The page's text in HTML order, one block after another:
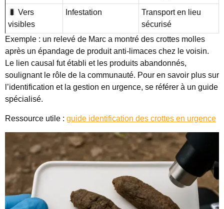
🐛 Vers
visibles
Infestation
Transport en lieu
sécurisé
Exemple : un relevé de Marc a montré des crottes molles
après un épandage de produit anti-limaces chez le voisin.
Le lien causal fut établi et les produits abandonnés,
soulignant le rôle de la communauté. Pour en savoir plus sur
l’identification et la gestion en urgence, se référer à un guide
spécialisé.
Ressource utile : guide identification des crottes en urgence